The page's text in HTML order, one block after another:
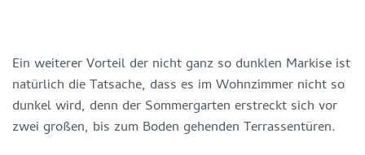
Ein weiterer Vorteil der nicht ganz so dunklen Markise ist
natürlich die Tatsache, dass es im Wohnzimmer nicht so
dunkel wird, denn der Sommergarten erstreckt sich vor
zwei großen, bis zum Boden gehenden Terrassentüren.